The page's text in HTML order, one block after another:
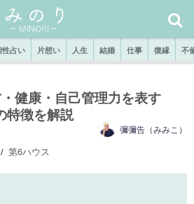
性占い 片想い 人生 結婚 仕事 復縁 不
・健康・自己管理力を表す
特徴を解説
彌彌告（みみこ）
第6ハウス